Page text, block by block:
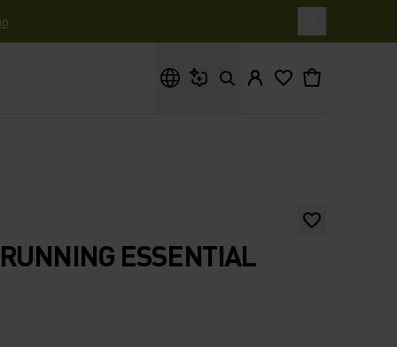
ESSENTIAL